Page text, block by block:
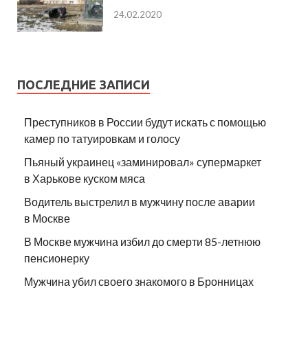
24.02.2020
ПОСЛЕДНИЕ ЗАПИСИ
Преступников в России будут искать с помощью
камер по татуировкам и голосу
Пьяный украинец «заминировал» супермаркет
в Харькове куском мяса
Водитель выстрелил в мужчину после аварии
в Москве
В Москве мужчина избил до смерти 85-летнюю
пенсионерку
Мужчина убил своего знакомого в Бронницах